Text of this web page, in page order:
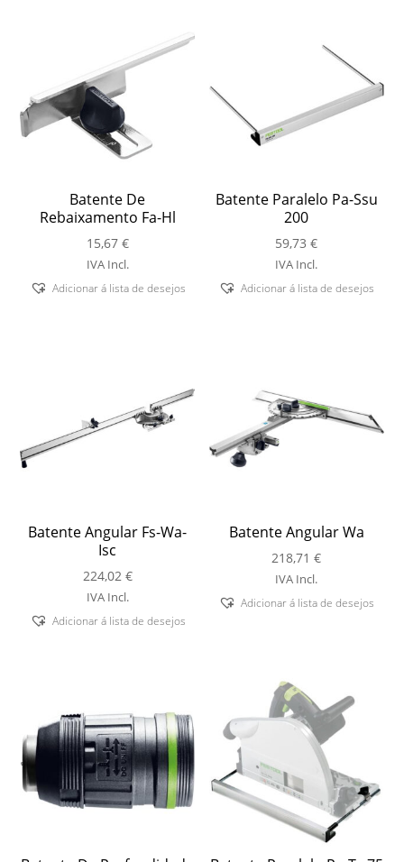
Batente De
Rebaixamento Fa-Hl
15,67 €
IVA Incl.
Adicionar á lista de desejos
Batente Paralelo Pa-Ssu
200
59,73€
IVA Incl.
Adicionar á lista de desejos
Batente Angular Fs-Wa-
Isc
224,02 €
IVA Incl.
Adicionar á lista de desejos
Batente Angular Wa
218,71€
IVA Incl.
Adicionar á lista de desejos